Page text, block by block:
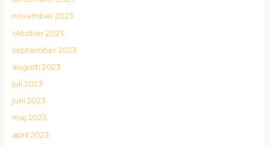
november 2023
oktober 2023
september 2023
augusti 2023
juli 2023
juni 2023
maj 2023
april 2023